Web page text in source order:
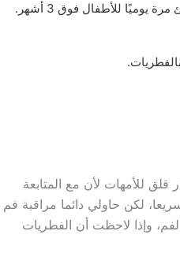
للأطفال فوق 3 أشهر.
للأمهات لأن مع المتابعة
لكن حاولي دائما مراقبة فم
وإذا لاحظت أن الفطريات